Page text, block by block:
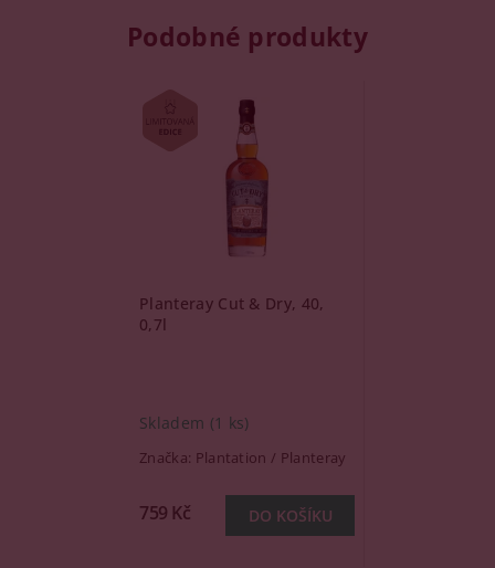
Podobné produkty
Planteray Cut & Dry, 40,
0,7l
Skladem (1 ks)
Značka: Plantation / Planteray
759 Kč